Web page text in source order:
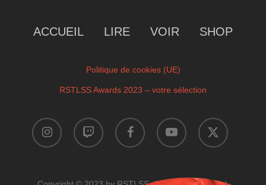
ACCUEIL LIRE VOIR SHOP
Politique de cookies (UE)
RSTLSS Awards 2023 – votre sélection
instagram twitch facebook youtube
x-
twitter